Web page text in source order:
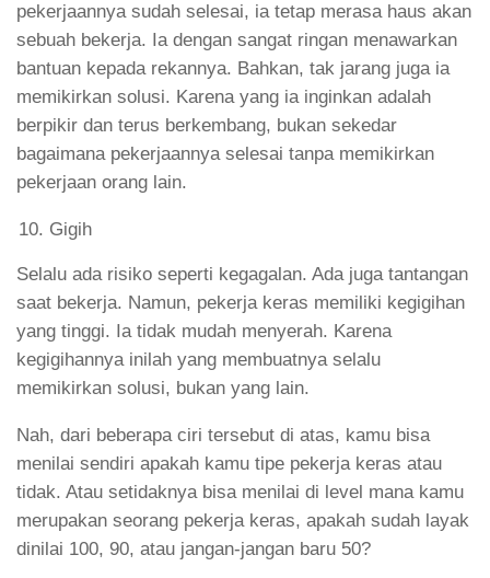
pekerjaannya sudah selesai, ia tetap merasa haus akan
sebuah bekerja. Ia dengan sangat ringan menawarkan
bantuan kepada rekannya. Bahkan, tak jarang juga ia
memikirkan solusi. Karena yang ia inginkan adalah
berpikir dan terus berkembang, bukan sekedar
bagaimana pekerjaannya selesai tanpa memikirkan
pekerjaan orang lain.
Gigih
Selalu ada risiko seperti kegagalan. Ada juga tantangan
saat bekerja. Namun, pekerja keras memiliki kegigihan
yang tinggi. Ia tidak mudah menyerah. Karena
kegigihannya inilah yang membuatnya selalu
memikirkan solusi, bukan yang lain.
Nah, dari beberapa ciri tersebut di atas, kamu bisa
menilai sendiri apakah kamu tipe pekerja keras atau
tidak. Atau setidaknya bisa menilai di level mana kamu
merupakan seorang pekerja keras, apakah sudah layak
dinilai 100, 90, atau jangan-jangan baru 50?